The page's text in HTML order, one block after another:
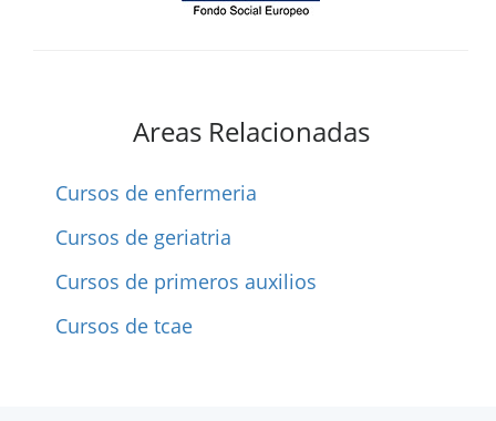
Areas Relacionadas
Cursos de enfermeria
Cursos de geriatria
Cursos de primeros auxilios
Cursos de tcae